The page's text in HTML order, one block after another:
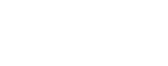
90 db/karton 1209070004 mennyiség